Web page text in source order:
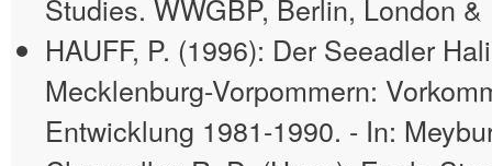
Studies. WWGBP, Berlin, London
HAUFF, P. (1996): Der Seeadler
Mecklenburg-Vorpommern:
Entwicklung 1981-1990. - In: